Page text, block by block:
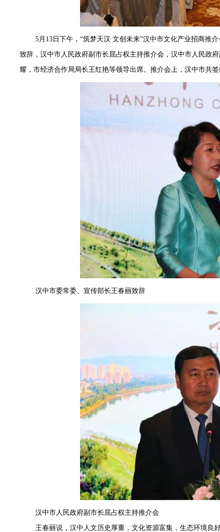
5月13日下午，“筑梦天汉 文创未来”汉中市文化产业招商推
致辞，汉中市人民政府副市长屈占权主持推介会，汉中市人民政
耀，市经济合作局局长王红艳等领导出席。推介会上，汉中市共
汉中市委常委、宣传部长王春丽致辞
汉中市人民政府副市长屈占权主持推介会
王春丽说，汉中 人文历史 厚重，文化资源富集，生态环境良